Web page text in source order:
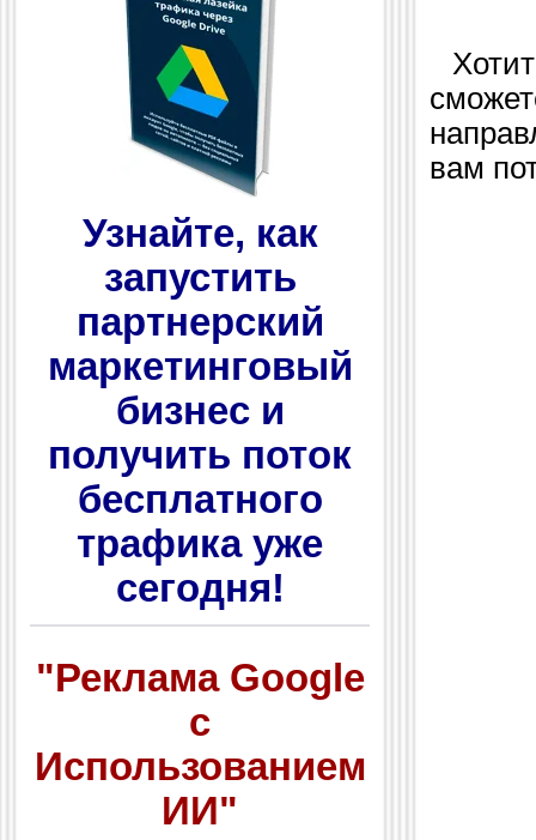
Узнайте, как
запустить
партнерский
маркетинговый
бизнес и
получить поток
бесплатного
трафика уже
сегодня!
"Реклама Google
с
Использованием
ИИ"
вам